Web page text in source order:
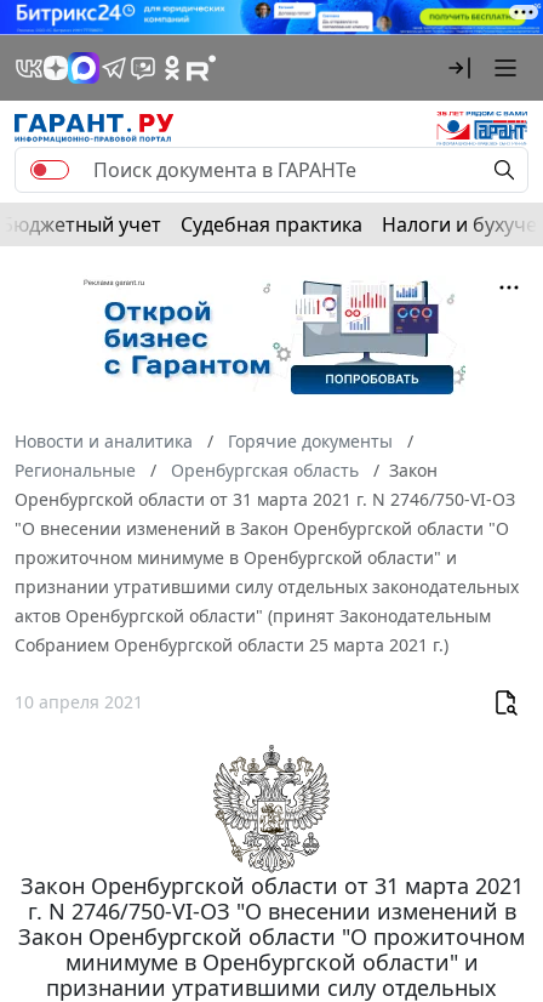
Бюджетный учет Судебная практика Налоги и
Новости и аналитика
Горячие документы
Региональные
Оренбургская область
Закон
Оренбургской области от 31 марта 2021 г. N 2746/750-VI-ОЗ
"О внесении изменений в Закон Оренбургской области "О
прожиточном минимуме в Оренбургской области" и
признании утратившими силу отдельных законодательных
актов Оренбургской области" (принят Законодательным
Собранием Оренбургской области 25 марта 2021 г.)
10 апреля 2021
Закон Оренбургской области от 31 марта 2021
г. N 2746/750-VI-ОЗ "О внесении изменений в
Закон Оренбургской области "О прожиточном
минимуме в Оренбургской области" и
признании утратившими силу отдельных